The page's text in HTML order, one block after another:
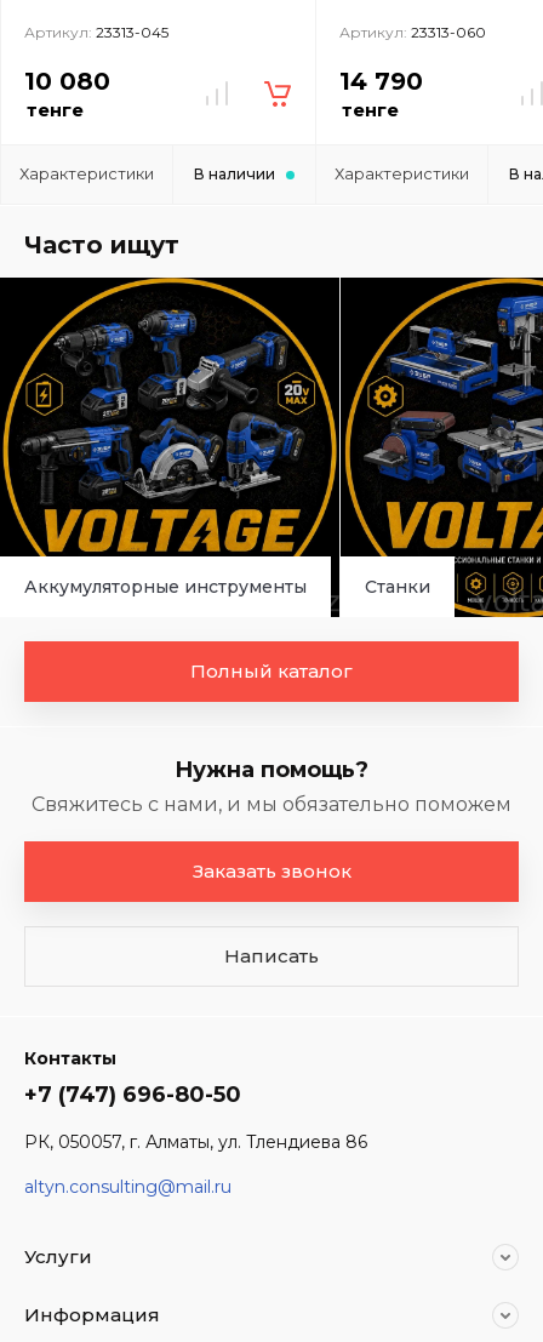
Артикул: 23313-045
10 080
тенге
Характеристики В наличии
Артикул: 23313-060
14 790
тенге
Характеристики В
Часто ищут
Аккумуляторные инструменты Станки
Полный каталог
Нужна помощь?
Свяжитесь с нами, и мы обязательно поможем
Заказать звонок
Написать
Контакты
+7 (747) 696-80-50
РК, 050057, г. Алматы, ул. Тлендиева 86
altyn.consulting@mail.ru
Услуги
Информация